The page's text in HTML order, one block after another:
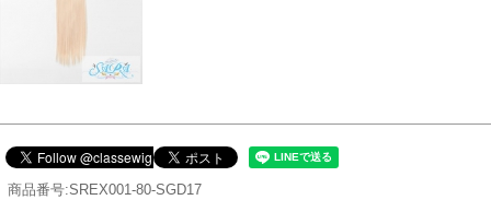
商品番号:SREX001-80-SGD17